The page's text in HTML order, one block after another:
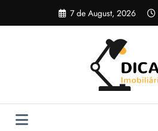
content
7 de August, 2026